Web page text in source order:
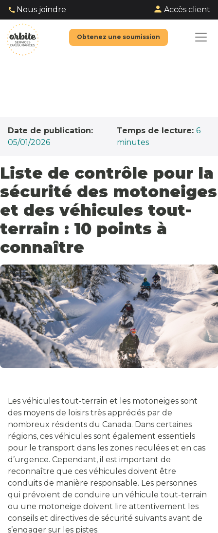
Nous joindre Accès client
Obtenez une soumission
Date de publication:
05/01/2026
Temps de lecture: 6
minutes
Liste de contrôle pour la
sécurité des motoneiges
et des véhicules tout-
terrain : 10 points à
connaître
Les véhicules tout-terrain et les motoneiges sont
des moyens de loisirs très appréciés par de
nombreux résidents du Canada. Dans certaines
régions, ces véhicules sont également essentiels
pour le transport dans les zones reculées et en cas
d’urgence. Cependant, il est important de
reconnaître que ces véhicules doivent être
conduits de manière responsable. Les personnes
qui prévoient de conduire un véhicule tout-terrain
ou une motoneige doivent lire attentivement les
conseils et directives de sécurité suivants avant de
s’engager sur les pistes.